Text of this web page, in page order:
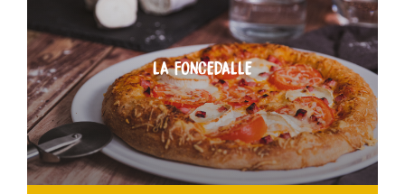
LA FONCEDALLE